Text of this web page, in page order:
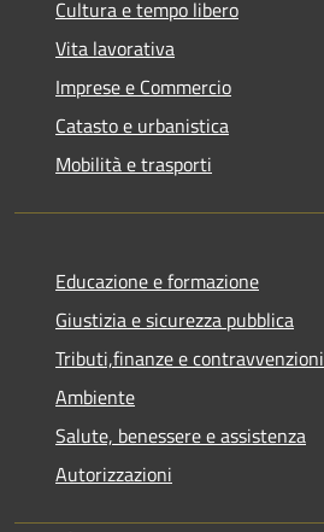
Cultura e tempo libero
Vita lavorativa
Imprese e Commercio
Catasto e urbanistica
Mobilità e trasporti
Educazione e formazione
Giustizia e sicurezza pubblica
Tributi,finanze e contravvenzioni
Ambiente
Salute, benessere e assistenza
Autorizzazioni